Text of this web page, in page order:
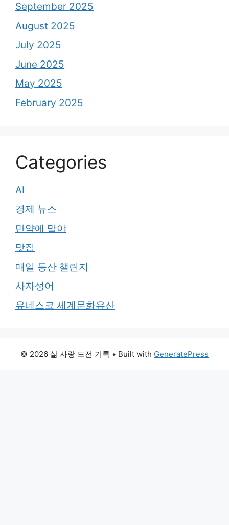
September 2025
August 2025
July 2025
June 2025
May 2025
February 2025
Categories
AI
경제 뉴스
만약에 말야
맛집
매일 등산 챌린지
사자성어
유네스코 세계문화유산
© 2026 삶 사랑 도전 기록 • Built with GeneratePress